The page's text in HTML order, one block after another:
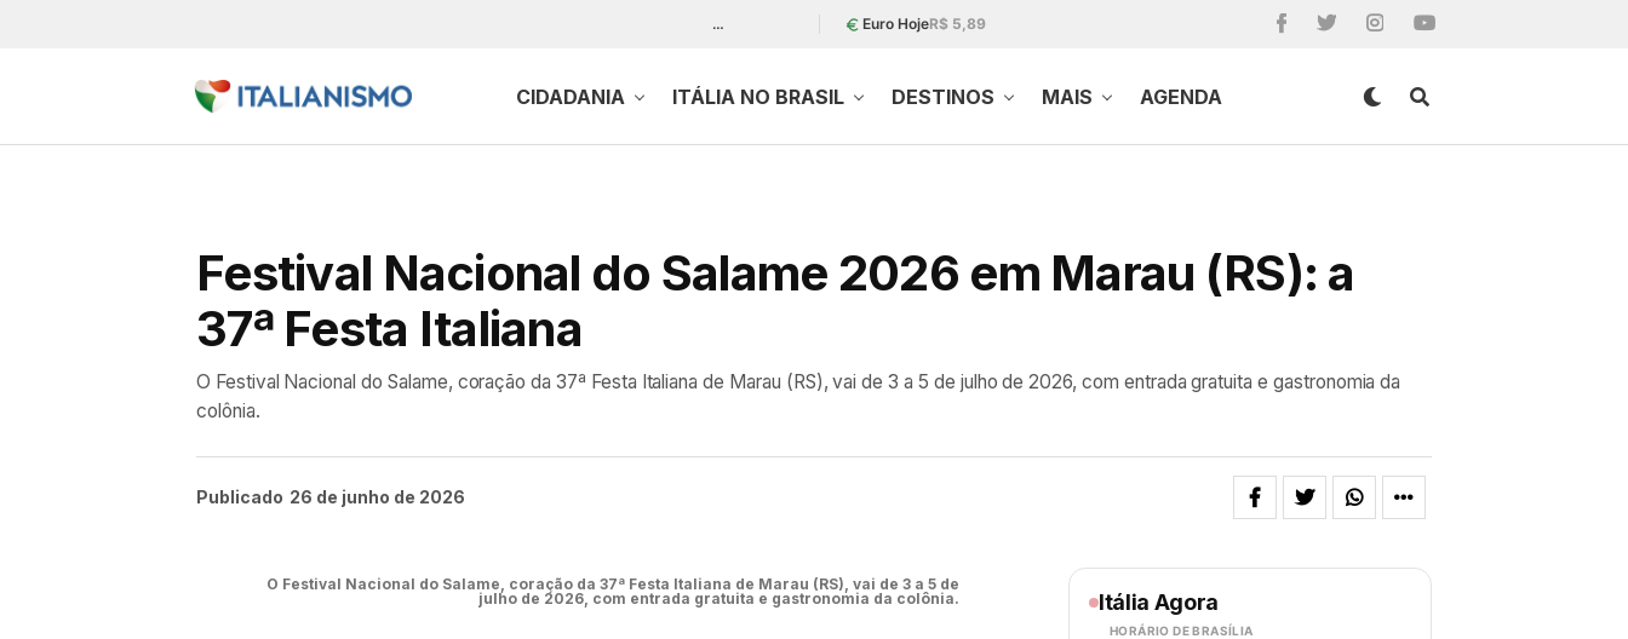
… Euro HojeR$ 5,89
CIDADANIA ITÁLIA NO BRASIL DESTINOS MAIS AGENDA
Festival Nacional do Salame 2026 em Marau (RS): a
37ª Festa Italiana
O Festival Nacional do Salame, coração da 37ª Festa Italiana de Marau (RS), vai de 3 a 5 de julho de 2026, com entrada gratuita e gastronomia da
colônia.
Publicado 26 de junho de 2026
O Festival Nacional do Salame, coração da 37ª Festa Italiana de Marau (RS), vai de 3 a 5 de
julho de 2026, com entrada gratuita e gastronomia da colônia.
Itália Agora
HORÁRIO DE BRASÍLIA